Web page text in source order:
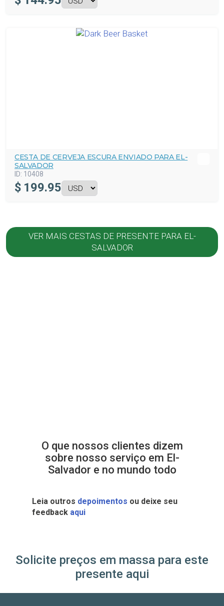
CESTA DE CERVEJA ESCURA ENVIADO PARA EL-
SALVADOR
ID: 10408
$ 199.95
VER MAIS CESTAS DE PRESENTE PARA EL-
SALVADOR
O que nossos clientes dizem
sobre nosso serviço em El-
Salvador e no mundo todo
Leia outros depoimentos ou deixe seu
feedback aqui
Solicite preços em massa para este
presente aqui